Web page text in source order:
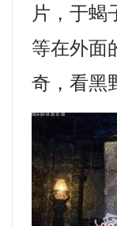
片，于蝎
等在外面
奇，看黑